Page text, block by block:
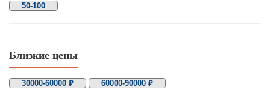
50-100
Близкие цены
30000-60000 ₽ 60000-90000 ₽